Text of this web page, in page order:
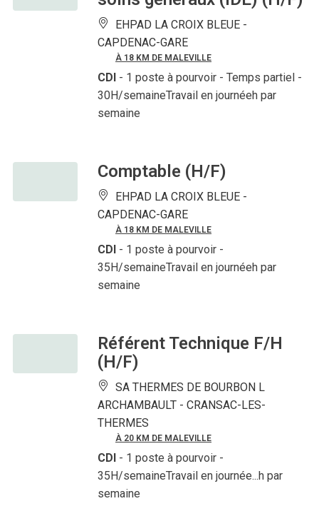
EHPAD LA CROIX BLEUE -
CAPDENAC-GARE
À 18 KM DE MALEVILLE
CDI - 1 poste à pourvoir - Temps partiel -
30H/semaineTravail en journéeh par
semaine
Comptable (H/F)
EHPAD LA CROIX BLEUE -
CAPDENAC-GARE
À 18 KM DE MALEVILLE
CDI - 1 poste à pourvoir -
35H/semaineTravail en journéeh par
semaine
Référent Technique F/H
(H/F)
SA THERMES DE BOURBON L
ARCHAMBAULT - CRANSAC-LES-
THERMES
À 20 KM DE MALEVILLE
CDI - 1 poste à pourvoir -
35H/semaineTravail en journée...h par
semaine